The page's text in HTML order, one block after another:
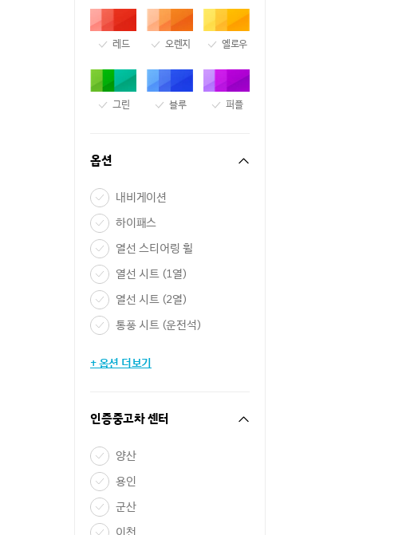
레드 오렌지 옐로우
그린 블루 퍼플
옵션
내비게이션
하이패스
열선 스티어링 휠
열선 시트 (1열)
열선 시트 (2열)
통풍 시트 (운전석)
+ 옵션 더보기
인증중고차 센터
양산
용인
군산
이천